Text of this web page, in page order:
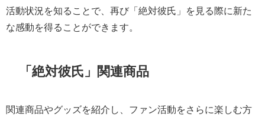
活動状況を知ることで、再び「絶対彼氏」を見る際に新た
な感動を得ることができます。
「絶対彼氏」関連商品
関連商品やグッズを紹介し、ファン活動をさらに楽しむ方